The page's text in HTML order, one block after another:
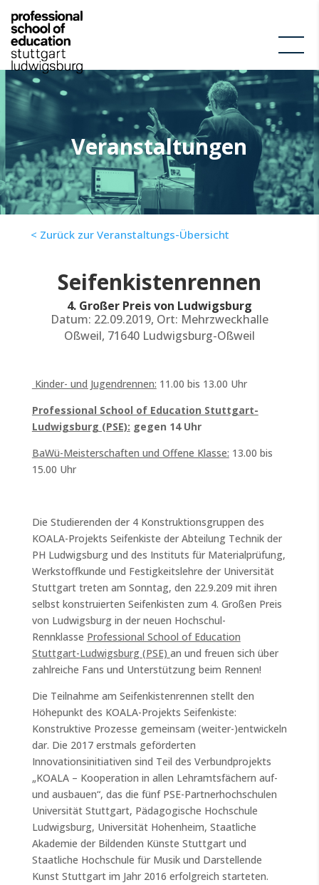
Veranstaltungen
< Zurück zur Veranstaltungs-Übersicht
Seifenkistenrennen
4. Großer Preis von Ludwigsburg
Datum: 22.09.2019, Ort: Mehrzweckhalle
Oßweil, 71640 Ludwigsburg-Oßweil
Kinder- und Jugendrennen: 11.00 bis 13.00 Uhr
Professional School of Education Stuttgart-
Ludwigsburg (PSE): gegen 14 Uhr
BaWü-Meisterschaften und Offene Klasse: 13.00 bis
15.00 Uhr
Die Studierenden der 4 Konstruktionsgruppen des
KOALA-Projekts Seifenkiste der Abteilung Technik der
PH Ludwigsburg und des Instituts für Materialprüfung,
Werkstoffkunde und Festigkeitslehre der Universität
Stuttgart treten am Sonntag, den 22.9.209 mit ihren
selbst konstruierten Seifenkisten zum 4. Großen Preis
von Ludwigsburg in der neuen Hochschul-
Rennklasse Professional School of Education
Stuttgart-Ludwigsburg (PSE) an und freuen sich über
zahlreiche Fans und Unterstützung beim Rennen!
Die Teilnahme am Seifenkistenrennen stellt den
Höhepunkt des KOALA-Projekts Seifenkiste:
Konstruktive Prozesse gemeinsam (weiter-)entwickeln
dar. Die 2017 erstmals geförderten
Innovationsinitiativen sind Teil des Verbundprojekts
„KOALA – Kooperation in allen Lehramtsfächern auf-
und ausbauen“, das die fünf PSE-Partnerhochschulen
Universität Stuttgart, Pädagogische Hochschule
Ludwigsburg, Universität Hohenheim, Staatliche
Akademie der Bildenden Künste Stuttgart und
Staatliche Hochschule für Musik und Darstellende
Kunst Stuttgart im Jahr 2016 erfolgreich starteten.